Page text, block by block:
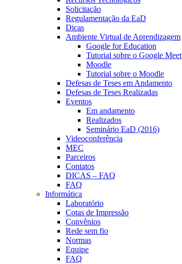
Solicitação
Regulamentação da EaD
Dicas
Ambiente Virtual de Aprendizagem
Google for Education
Tutorial sobre o Google Meet
Moodle
Tutorial sobre o Moodle
Defesas de Teses em Andamento
Defesas de Teses Realizadas
Eventos
Em andamento
Realizados
Seminário EaD (2016)
Videoconferência
MEC
Parceiros
Contatos
DICAS – FAQ
FAQ
Informática
Laboratório
Cotas de Impressão
Convênios
Rede sem fio
Normas
Equipe
FAQ